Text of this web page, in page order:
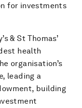
for investments
& St Thomas’
health
organisation’s
leading a
building